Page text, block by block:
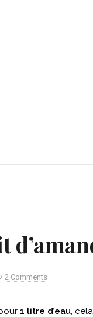
2 Comments
1 litre d’eau,